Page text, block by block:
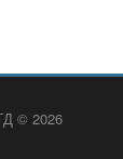
© 2026